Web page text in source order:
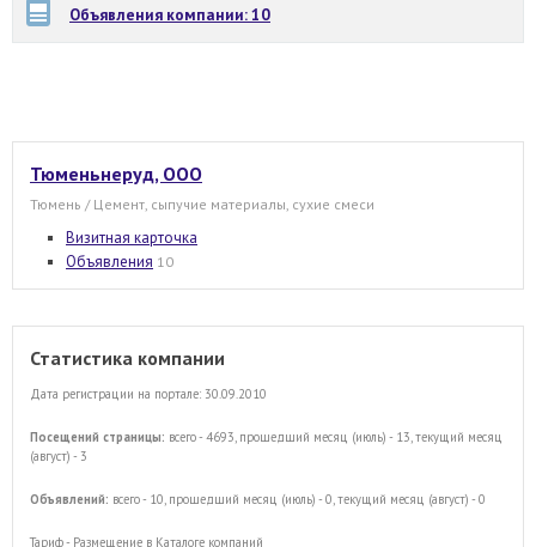
Объявления компании: 10
Тюменьнеруд, ООО
Тюмень / Цемент, сыпучие материалы, сухие смеси
Визитная карточка
Объявления 10
Статистика компании
Дата регистрации на портале: 30.09.2010
Посещений страницы: всего - 4693, прошедший месяц (июль) - 13, текущий месяц
(август) - 3
Объявлений: всего - 10, прошедший месяц (июль) - 0, текущий месяц (август) - 0
Тариф - Размещение в Каталоге компаний